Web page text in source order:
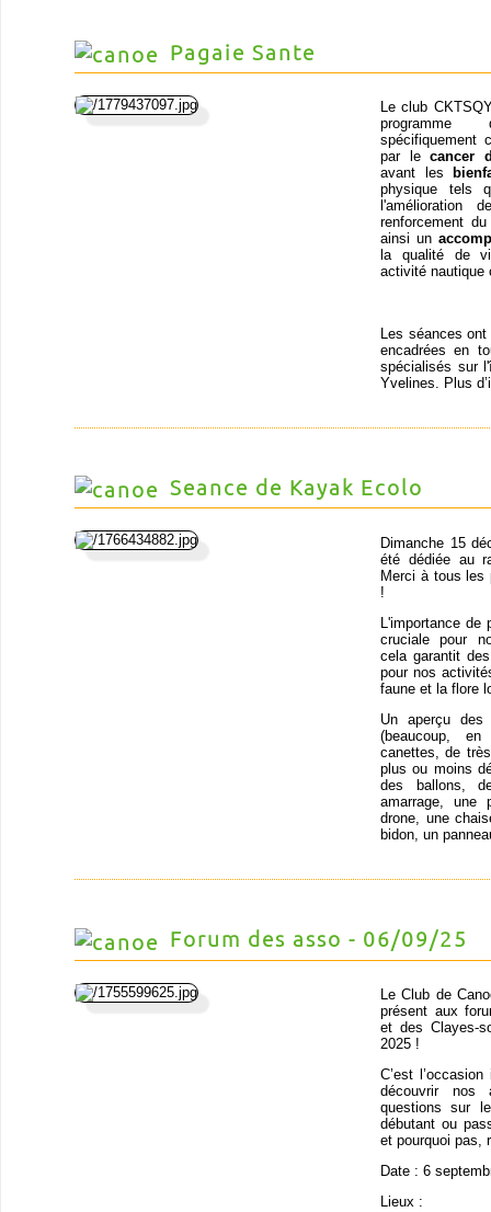
Pagaie Sante
Le club
spécifiquement
par lecancer
avant les
physique tels
l'amélioration
renforcement
ainsi un
la qualité de
activité nautique
Les séances
encadrées en
spécialisés sur
Yvelines. Plus
Seance de Kayak Ecolo
Dimanche 15
été dédiée au
Merci à tous les
!
L'importance de
cruciale pour
cela garantit
pour nos
faune et la flore
Un aperçu
(beaucoup,
canettes, de
plus ou moins
des ballons,
amarrage, une
drone, une
bidon, un
Forum des asso - 06/09/25
Le Club de
présent aux
et des Clayes-
2025 !
C’est
découvrir nos
questions sur
débutant ou
et pourquoi pas,
Date : 6
Lieux :